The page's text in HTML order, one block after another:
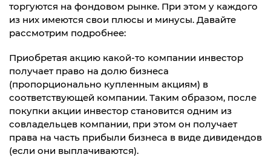
торгуются на фондовом рынке. При этом у каждого
из них имеются свои плюсы и минусы. Давайте
рассмотрим подробнее:
Приобретая акцию какой-то компании инвестор
получает право на долю бизнеса
(пропорционально купленным акциям) в
соответствующей компании. Таким образом, после
покупки акции инвестор становится одним из
совладельцев компании, при этом он получает
права на часть прибыли бизнеса в виде дивидендов
(если они выплачиваются).